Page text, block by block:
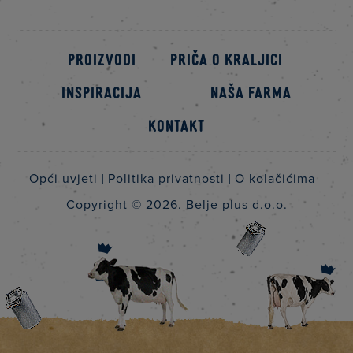
Proizvodi
Priča o kraljici
Inspiracija
Naša farma
Kontakt
Opći uvjeti Politika privatnosti
O kolačićima
Copyright © 2026. Belje plus d.o.o.